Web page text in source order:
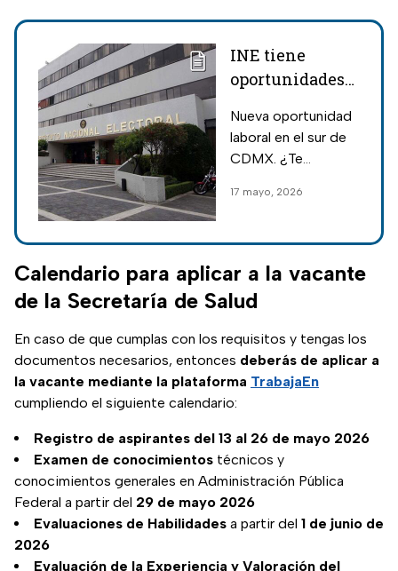
INE tiene
oportunidades
vacante con
salario de 23 mil
Nueva oportunidad
laboral en el sur de
CDMX. ¿Te
los requisitos y
17 mayo, 2026
Calendario para aplicar a la vacante
de la Secretaría de Salud
En caso de que cumplas con los requisitos y tengas los
documentos necesarios, entonces deberás de aplicar a
la vacante mediante la plataforma TrabajaEn
cumpliendo el siguiente calendario:
Registro de aspirantes del 13 al 26 de mayo 2026
Examen de conocimientos técnicos y
conocimientos generales en Administración Pública
Federal a partir del 29 de mayo 2026
Evaluaciones de Habilidades a partir del 1 de junio de
2026
Evaluación de la Experiencia y Valoración del